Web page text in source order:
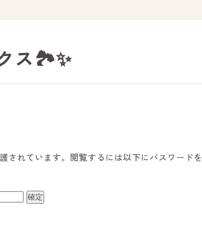
ス🏞️✨
されています。閲覧するには以下にパスワードを